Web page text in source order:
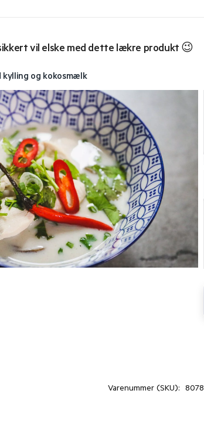
vil elske med dette lækre produkt 😉
kylling og kokosmælk
Varenummer (SKU): 8078